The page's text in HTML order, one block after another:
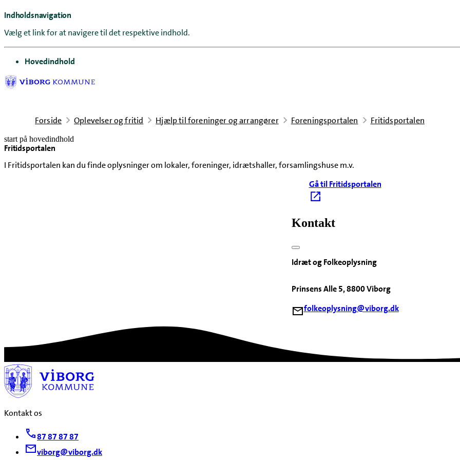
Indholdsnavigation
Vælg et link for at navigere til det respektive indhold.
gå til
Hovedindhold
Forside Oplevelser og fritid Hjælp til foreninger og arrangører Foreningsportalen Fritidsportalen
start på hovedindhold
Fritidsportalen
I Fritidsportalen kan du finde oplysninger om lokaler, foreninger, idrætshaller, forsamlingshuse m.v.
senest opdateret 13. januar 2025
Gå til Fritidsportalen
Kontakt
Idræt og Folkeoplysning
Prinsens Alle 5, 8800 Viborg
folkeoplysning@viborg.dk
Kontakt os
87 87 87 87
viborg@viborg.dk